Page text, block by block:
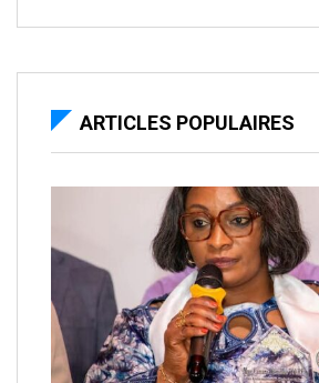
ARTICLES POPULAIRES